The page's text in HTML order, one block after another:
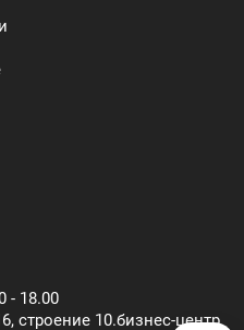
- 18.00
строение 10.бизнес-центр